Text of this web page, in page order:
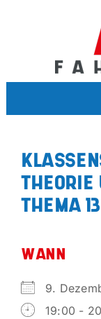
THEORIE
THEMA 13
WANN
9.
19:00 -